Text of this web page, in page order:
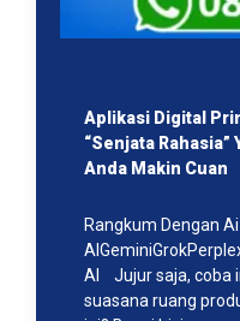
Aplikasi Digital
“Senjata
Anda Makin Cuan
Rangkum Dengan
AI Jujur saja, coba
suasana ruang